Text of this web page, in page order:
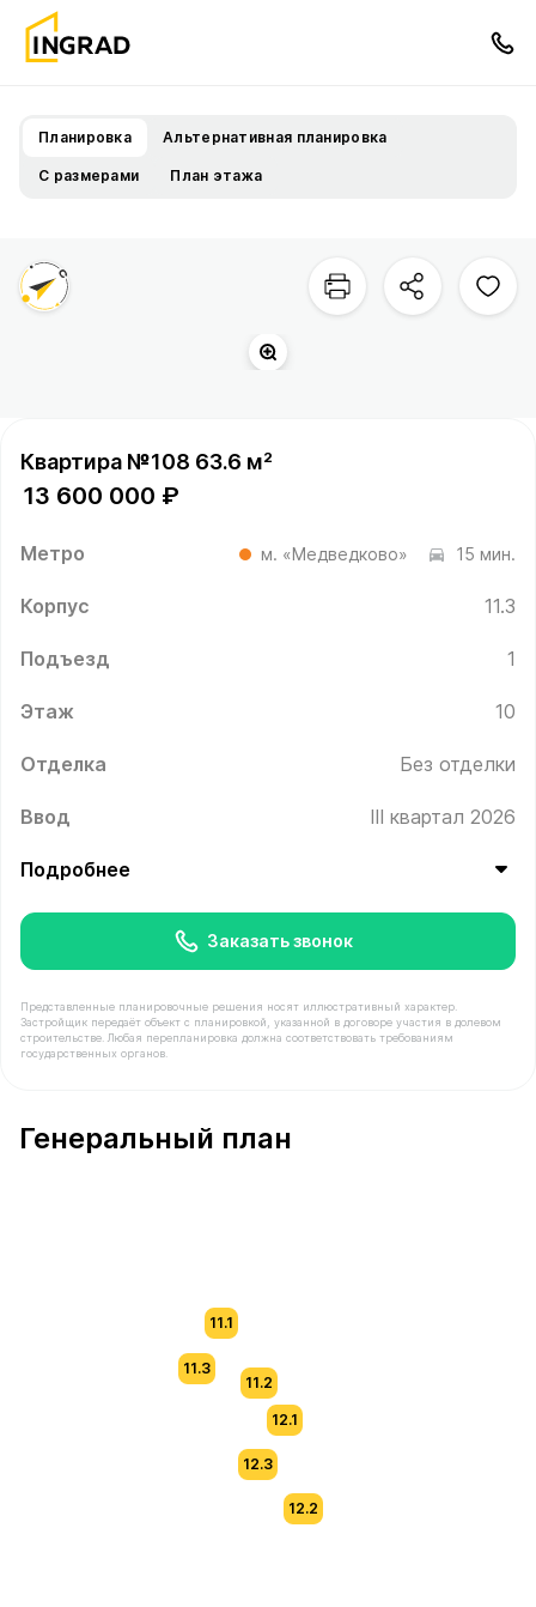
Планировка Альтернативная планировка
С размерами План этажа
Квартира №108 63.6 м²
13 600 000 ₽
Метро м. «Медведково» 15 мин.
Корпус 11.3
Подъезд 1
Этаж 10
Отделка Без отделки
Ввод III квартал 2026
Подробнее
Заказать звонок
Представленные планировочные решения носят иллюстративный характер.
Застройщик передаёт объект с планировкой, указанной в договоре участия в долевом
строительстве. Любая перепланировка должна соответствовать требованиям
государственных органов.
Генеральный план
11.3
11.1
11.2
12.1
12.2
12.3